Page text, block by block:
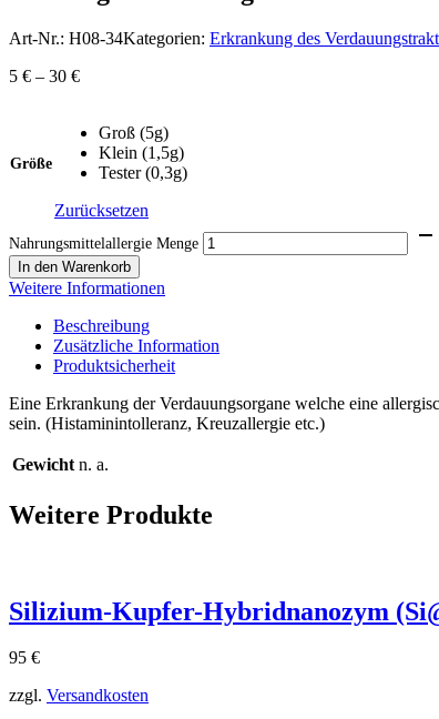
Art-Nr.: H08-34Kategorien: Erkrankung des Verdauungstrakt
5 € – 30 €
Größe
Groß (5g)
Klein (1,5g)
Tester (0,3g)
Zurücksetzen
Nahrungsmittelallergie Menge
In den Warenkorb
Weitere Informationen
Beschreibung
Zusätzliche Information
Produktsicherheit
Eine Erkrankung der Verdauungsorgane welche eine
sein. (Histaminintolleranz, Kreuzallergie etc.)
Gewicht n. a.
Weitere Produkte
Silizium-Kupfer-Hybridnanozym
95 €
zzgl. Versandkosten